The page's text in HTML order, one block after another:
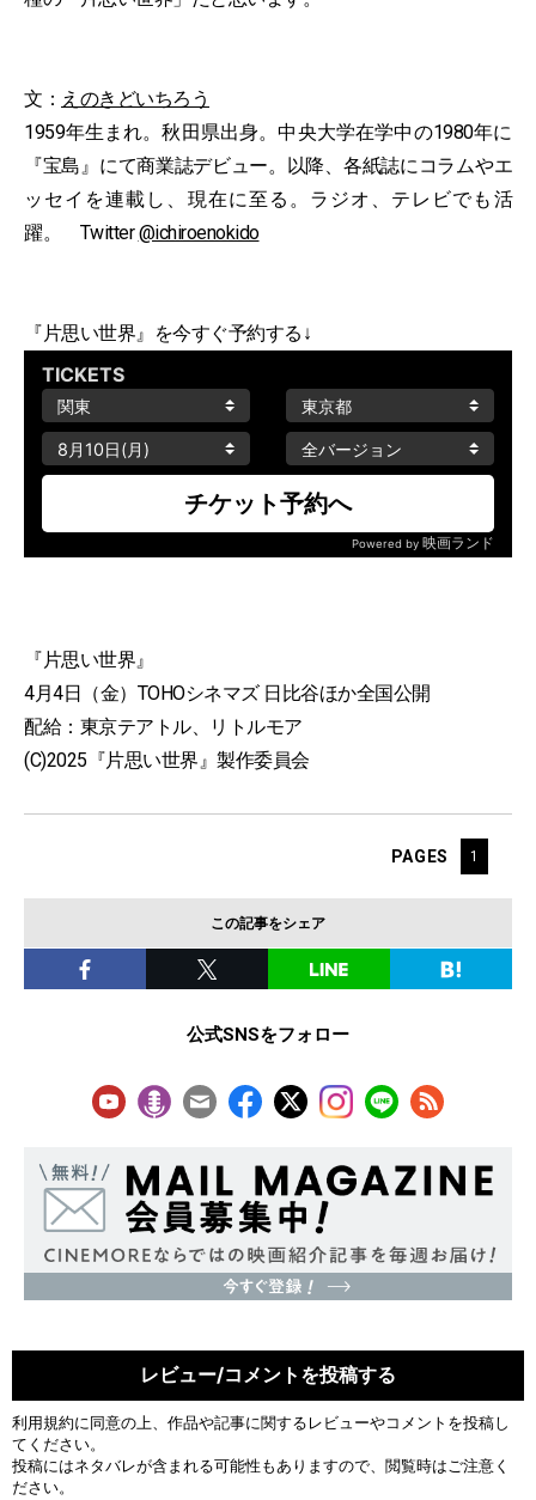
文： えのきどいちろう
1959年生まれ。秋田県出身。中央大学在学中の1980年に
『宝島』にて商業誌デビュー。以降、各紙誌にコラムやエ
ッセイを連載し、現在に至る。ラジオ、テレビでも活
躍。 Twitter@ichiroenokido
『片思い世界』を今すぐ予約する↓
『片思い世界』
4月4日（金）TOHOシネマズ 日比谷ほか全国公開
配給：東京テアトル、リトルモア
(C)2025『片思い世界』製作委員会
PAGES 1
この記事をシェア
公式SNSをフォロー
レビュー/コメントを投稿する
利用規約に同意の上、作品や記事に関するレビューやコメントを投稿し
てください。
投稿にはネタバレが含まれる可能性もありますので、閲覧時はご注意く
ださい。